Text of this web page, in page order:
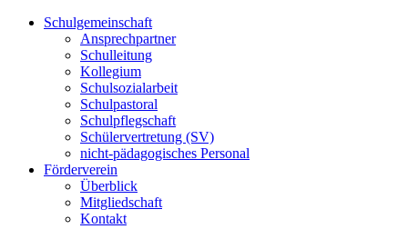
Schulgemeinschaft
Ansprechpartner
Schulleitung
Kollegium
Schulsozialarbeit
Schulpastoral
Schulpflegschaft
Schülervertretung (SV)
nicht-pädagogisches Personal
Förderverein
Überblick
Mitgliedschaft
Kontakt